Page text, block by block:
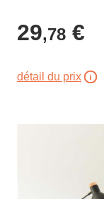
29,78 €
détail du prix